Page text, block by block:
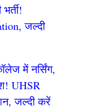
जल्दी
में नर्सिंग,
UHSR
जल्दी करें